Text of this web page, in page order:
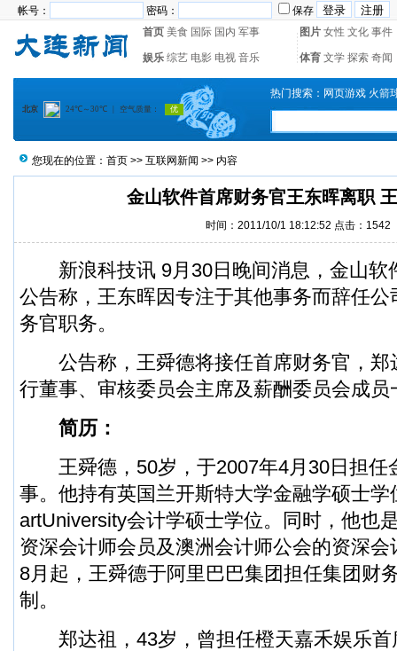
帐号： 密码：
保存
首页 美食 国际 国内 军事 图片 女性 文化 事件
娱乐 综艺 电影 电视 音乐 体育 文学 探索 奇闻
热门搜索： 网页游戏 火箭
您现在的位置： 首页 >> 互联网新闻 >> 内容
金山软件首席财务官王东晖离职
时间：2011/10/1 18:12:52 点击：1542
新浪科技讯 9月30日晚间消息，金山软
公告称，王东晖因专注于其他事务而辞任
务官职务。
公告称，王舜德将接任首席财务官，郑
行董事、审核委员会主席及薪酬委员会成员
简历：
王舜德，50岁，于2007年4月30日担任
事。他持有英国兰开斯特大学金融学硕士
artUniversity会计学硕士学位。同时，他也
资深会计师会员及澳洲会计师公会的资深
8月起，王舜德于阿里巴巴集团担任集团财
制。
郑达祖，43岁，曾担任橙天嘉禾娱乐首